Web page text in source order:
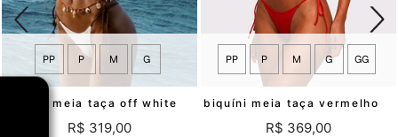
PP P M G
R$ 319,00
PP P M G GG
R$ 369,00